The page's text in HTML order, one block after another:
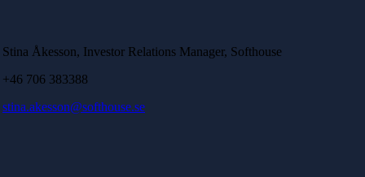
Stina Åkesson, Investor Relations Manager, Softhouse
+46 706 383388
stina.akesson@softhouse.se